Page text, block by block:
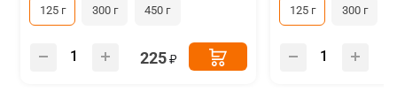
125 г 300 г 450 г
225
125 г 300 г